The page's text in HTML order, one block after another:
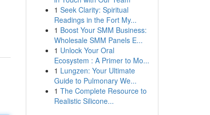
1 Seek Clarity: Spiritual
Readings in the Fort My...
1 Boost Your SMM Business:
Wholesale SMM Panels E...
1 Unlock Your Oral
Ecosystem : A Primer to Mo...
1 Lungzen: Your Ultimate
Guide to Pulmonary We...
1 The Complete Resource to
Realistic Silicone...